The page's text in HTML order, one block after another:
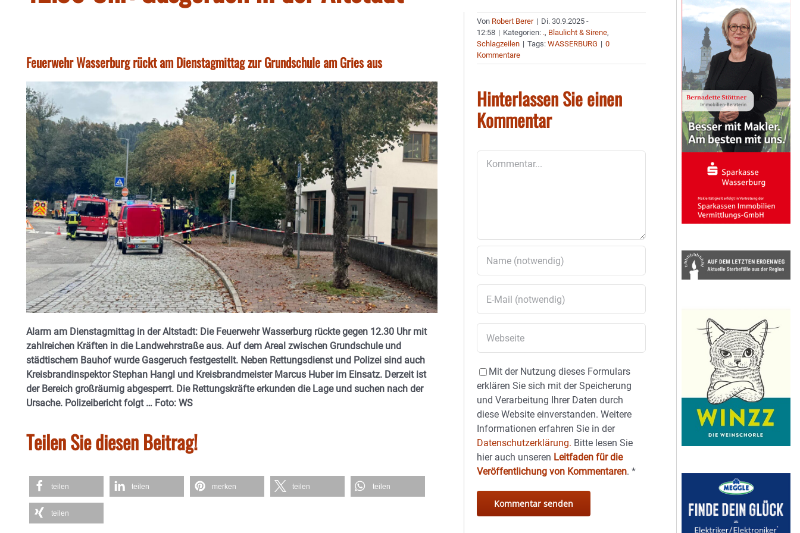
Feuerwehr Wasserburg rückt am Dienstagmittag zur Grundschule am Gries aus
Alarm am Dienstagmittag in der Altstadt: Die Feuerwehr Wasserburg rückte gegen 12.30 Uhr mit
zahlreichen Kräften in die Landwehrstraße aus. Auf dem Areal zwischen Grundschule und
städtischem Bauhof wurde Gasgeruch festgestellt. Neben Rettungsdienst und Polizei sind auch
Kreisbrandinspektor Stephan Hangl und Kreisbrandmeister Marcus Huber im Einsatz. Derzeit ist
der Bereich großräumig abgesperrt. Die Rettungskräfte erkunden die Lage und suchen nach der
Ursache. Polizeibericht folgt … Foto: WS
Teilen Sie diesen Beitrag!
teilen teilen merken teilen teilen
teilen
Von Robert Berer | Di. 30.9.2025 -
12:58 | Kategorien: ., Blaulicht & Sirene,
Schlagzeilen | Tags:WASSERBURG | 0
Kommentare
Hinterlassen Sie einen
Kommentar
Mit der Nutzung dieses Formulars
erklären Sie sich mit der Speicherung
und Verarbeitung Ihrer Daten durch
diese Website einverstanden. Weitere
Informationen erfahren Sie in der
Datenschutzerklärung. Bitte lesen Sie
hier auch unseren Leitfaden für die
Veröffentlichung von Kommentaren.*